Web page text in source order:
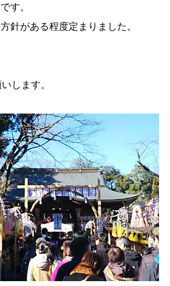
す。
針がある程度定まりました。
します。